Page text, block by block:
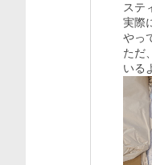
ステ
実際
やっ
ただ
いる